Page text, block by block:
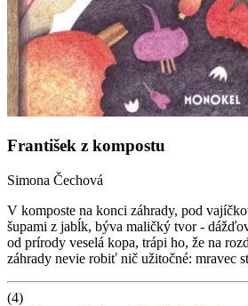
František z kompostu
Simona Čechová
V komposte na konci záhrady, pod
šupami z jabĺk, býva maličký tvor -
od prírody veselá kopa, trápi ho, že na
záhrady nevie robiť nič užitočné: mravec
(4)